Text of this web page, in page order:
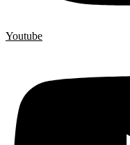
Youtube